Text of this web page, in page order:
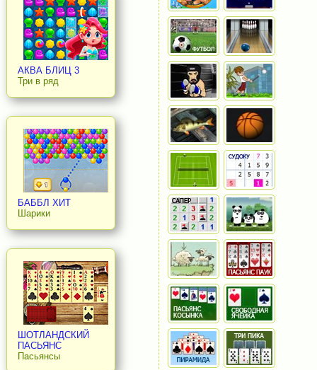
АКВА БЛИЦ 3
Три в ряд
БАББЛ ХИТ
Шарики
ШОТЛАНДСКИЙ
ПАСЬЯНС
Пасьянсы